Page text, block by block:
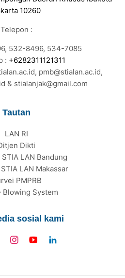
10260
Telepon :
532-8496, 534-7085
: +6282311121311
pmb@stialan.ac.id,
& stialanjak@gmail.com
Tautan
LAN RI
Dikti
LAN Bandung
LAN Makassar
PMPRB
Blowing System
sosial kami